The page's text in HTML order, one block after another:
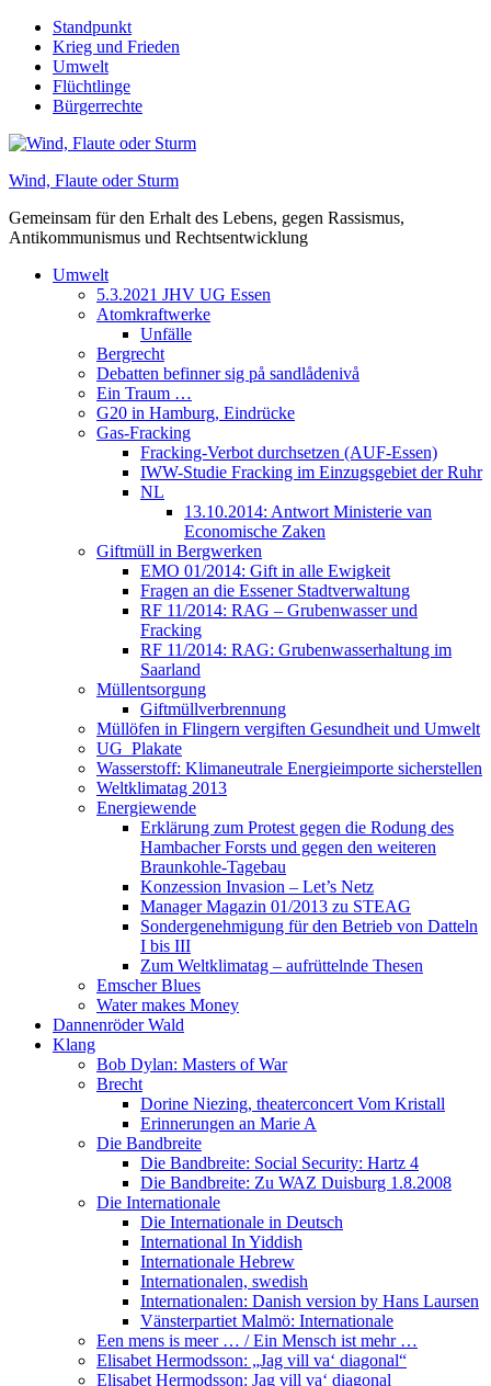
Skip
content
Standpunkt
Krieg und Frieden
Umwelt
Flüchtlinge
Bürgerrechte
Wind, Flaute oder Sturm
Gemeinsam für den Erhalt des Lebens, gegen Rassismus,
Antikommunismus und Rechtsentwicklung
Umwelt
5.3.2021 JHV UG Essen
Atomkraftwerke
Unfälle
Bergrecht
Debatten befinner sig på sandlådenivå
Ein Traum …
G20 in Hamburg, Eindrücke
Gas-Fracking
Fracking-Verbot durchsetzen (AUF-Essen)
IWW-Studie Fracking im Einzugsgebiet der Ruhr
NL
13.10.2014: Antwort Ministerie van
Economische Zaken
Giftmüll in Bergwerken
EMO 01/2014: Gift in alle Ewigkeit
Fragen an die Essener Stadtverwaltung
RF 11/2014: RAG – Grubenwasser und
Fracking
RF 11/2014: RAG: Grubenwasserhaltung im
Saarland
Müllentsorgung
Giftmüllverbrennung
Müllöfen in Flingern vergiften Gesundheit und Umwelt
UG_Plakate
Wasserstoff: Klimaneutrale Energieimporte sicherstellen
Weltklimatag 2013
Energiewende
Erklärung zum Protest gegen die Rodung des
Hambacher Forsts und gegen den weiteren
Braunkohle-Tagebau
Konzession Invasion – Let’s Netz
Manager Magazin 01/2013 zu STEAG
Sondergenehmigung für den Betrieb von Datteln
I bis III
Zum Weltklimatag – aufrüttelnde Thesen
Emscher Blues
Water makes Money
Dannenröder Wald
Klang
Bob Dylan: Masters of War
Brecht
Dorine Niezing, theaterconcert Vom Kristall
Erinnerungen an Marie A
Die Bandbreite
Die Bandbreite: Social Security: Hartz 4
Die Bandbreite: Zu WAZ Duisburg 1.8.2008
Die Internationale
Die Internationale in Deutsch
International In Yiddish
Internationale Hebrew
Internationalen, swedish
Internationalen: Danish version by Hans Laursen
Vänsterpartiet Malmö: Internationale
Een mens is meer … / Ein Mensch ist mehr …
Elisabet Hermodsson: „Jag vill va‘ diagonal“
Elisabet Hermodsson: Jag vill va‘ diagonal